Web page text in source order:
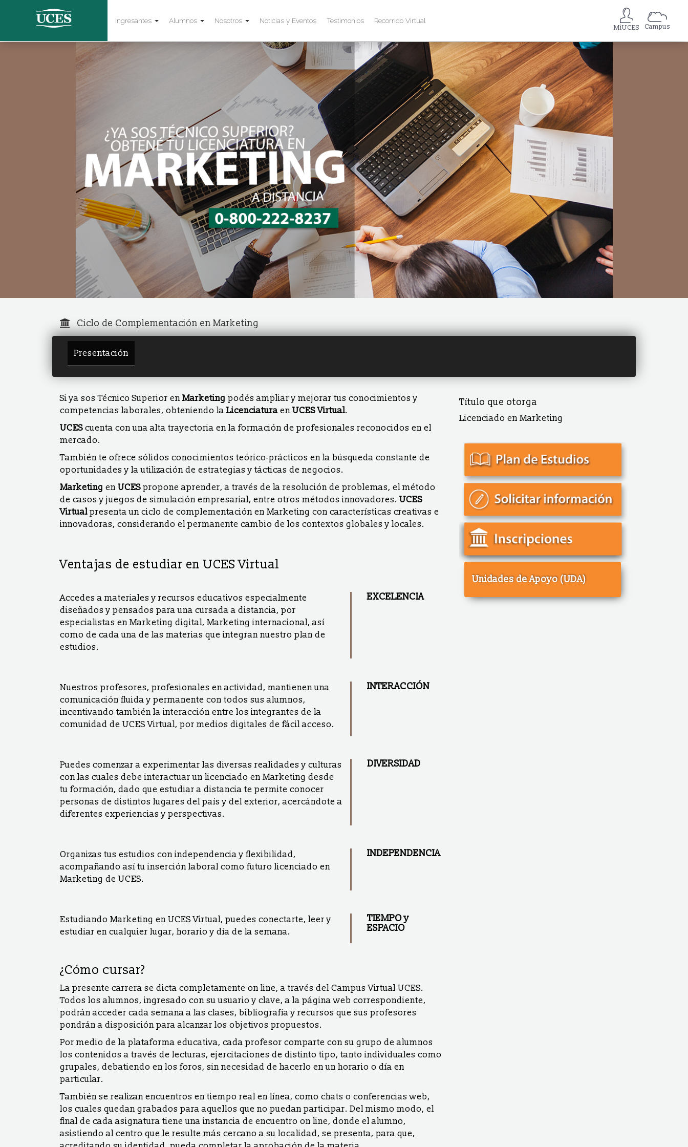
MiUCES Campus
Ingresantes Alumnos Nosotros Noticias y Eventos Testimonios Recorrido Virtual
Ciclo de Complementación en Marketing
Presentación
Si ya sos Técnico Superior en Marketing podés ampliar y mejorar tus conocimientos y
competencias laborales, obteniendo la Licenciaturaen UCES Virtual.
UCEScuenta con una alta trayectoria en la formación de profesionales reconocidos en el
mercado.
También te ofrece sólidos conocimientos teórico-prácticos en la búsqueda constante de
oportunidades y la utilización de estrategias y tácticas de negocios.
Marketing en UCESpropone aprender, a través de la resolución de problemas, el método
de casos y juegos de simulación empresarial, entre otros métodos innovadores. UCES
Virtualpresenta un ciclo de complementación en Marketing con características creativas e
innovadoras, considerando el permanente cambio de los contextos globales y locales.
Ventajas de estudiar en UCES Virtual
Accedes a materiales y recursos educativos especialmente
diseñados y pensados para una cursada a distancia, por
especialistas en Marketing digital, Marketing internacional, así
como de cada una de las materias que integran nuestro plan de
estudios.
EXCELENCIA
Nuestros profesores, profesionales en actividad, mantienen una
comunicación fluida y permanente con todos sus alumnos,
incentivando también la interacción entre los integrantes de la
comunidad de UCES Virtual, por medios digitales de fácil acceso.
INTERACCIÓN
Puedes comenzar a experimentar las diversas realidades y culturas
con las cuales debe interactuar un licenciado en Marketing desde
tu formación, dado que estudiar a distancia te permite conocer
personas de distintos lugares del país y del exterior, acercándote a
diferentes experiencias y perspectivas.
DIVERSIDAD
Organizas tus estudios con independencia y flexibilidad,
acompañando así tu inserción laboral como futuro licenciado en
Marketing de UCES.
INDEPENDENCIA
Estudiando Marketing en UCES Virtual, puedes conectarte, leer y
estudiar en cualquier lugar, horario y día de la semana.
TIEMPO y
ESPACIO
¿Cómo cursar?
La presente carrera se dicta completamente on line, a través del Campus Virtual UCES.
Todos los alumnos, ingresado con su usuario y clave, a la página web correspondiente,
podrán acceder cada semana a las clases, bibliografía y recursos que sus profesores
pondrán a disposición para alcanzar los objetivos propuestos.
Por medio de la plataforma educativa, cada profesor comparte con su grupo de alumnos
los contenidos a través de lecturas, ejercitaciones de distinto tipo, tanto individuales como
grupales, debatiendo en los foros, sin necesidad de hacerlo en un horario o día en
particular.
También se realizan encuentros en tiempo real en línea, como chats o conferencias web,
los cuales quedan grabados para aquellos que no puedan participar. Del mismo modo, el
final de cada asignatura tiene una instancia de encuentro on line, donde el alumno,
asistiendo al centro que le resulte más cercano a su localidad, se presenta, para que,
Título que otorga
Licenciado en Marketing
Unidades de Apoyo (UDA)